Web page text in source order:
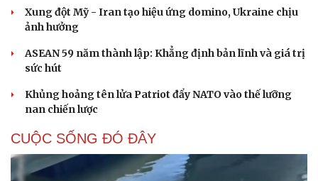
Xung đột Mỹ - Iran tạo hiệu ứng domino, Ukraine chịu
ảnh hưởng
ASEAN 59 năm thành lập: Khẳng định bản lĩnh và giá trị
sức hút
Khủng hoảng tên lửa Patriot đẩy NATO vào thế lưỡng
nan chiến lược
CUỘC SỐNG ĐÓ ĐÂY